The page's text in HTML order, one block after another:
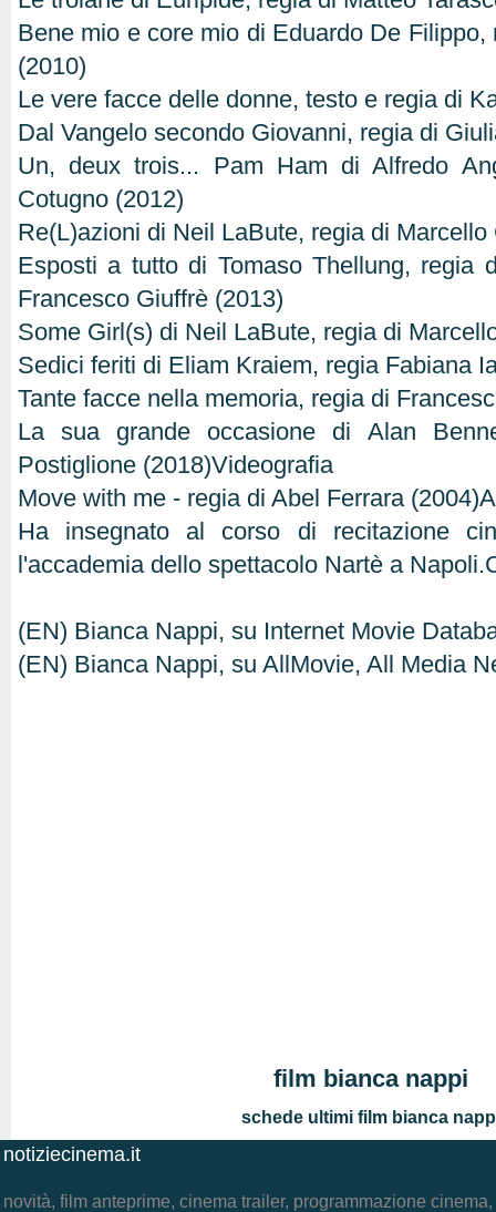
Bene mio e core mio di Eduardo De
(2010)
Le vere facce delle donne, testo e regia di
Dal Vangelo secondo Giovanni, regia di
Un, deux trois... Pam Ham di Alfredo
Cotugno (2012)
Re(L)azioni di Neil LaBute, regia di Marcello
Esposti a tutto di Tomaso Thellung, regia
Francesco Giuffrè (2013)
Some Girl(s) di Neil LaBute, regia di
Sedici feriti di Eliam Kraiem, regia Fabiana
Tante facce nella memoria, regia di
La sua grande occasione di Alan
Postiglione (2018)Videografia
Move with me - regia di Abel Ferrara
Ha insegnato al corso di recitazione
l'accademia dello spettacolo Nartè a
(EN) Bianca Nappi, su Internet Movie
(EN) Bianca Nappi, su AllMovie, All Media
film bianca nappi
schede ultimi film bianca
notiziecinema.it
novità, film anteprime, cinema trailer, programmazione